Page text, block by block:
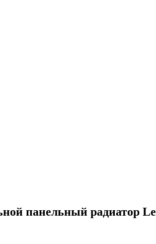
панельный радиатор